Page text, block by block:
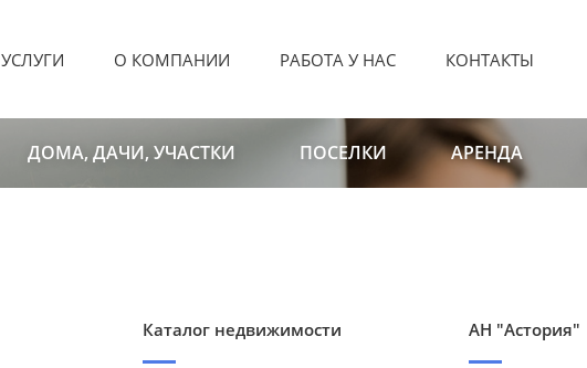
УСЛУГИ О КОМПАНИИ РАБОТА У НАС КОНТАКТЫ
ДОМА, ДАЧИ, УЧАСТКИ ПОСЕЛКИ АРЕНДА
Каталог недвижимости АН "Астория"